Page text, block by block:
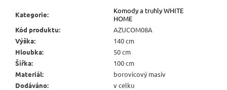
Kategorie:
Komody a truhly WHITE
HOME
Kód produktu:
AZUCOM08A
Výška:
140 cm
Hloubka:
50 cm
Šířka:
100 cm
Materiál:
borovicový masív
Dodáváno:
v celku
580
Kč